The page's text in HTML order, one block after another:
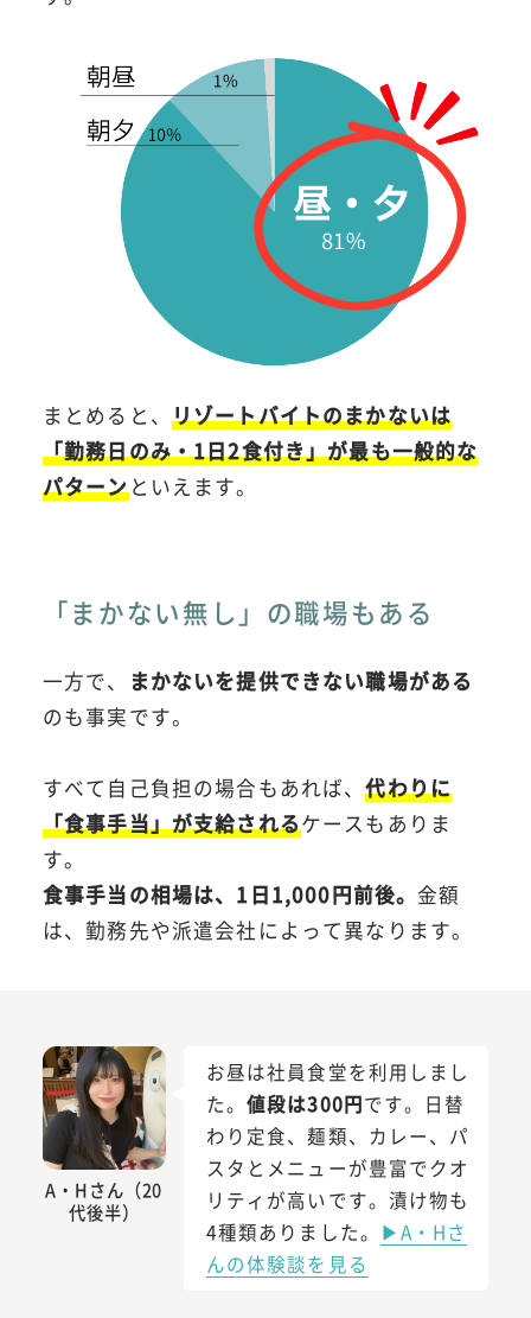
まとめると、 リゾートバイトのまかないは
「勤務日のみ・1日2食付き」が最も一般的な
パターンといえます。
「まかない無し」の職場もある
一方で、
まかないを提供できない職場がある
のも事実です。
すべて自己負担の場合もあれば、代わりに
「食事手当」が支給されるケースもありま
す。
食事手当の相場は、1日1,000円前後。 金額
は、勤務先や派遣会社によって異なります。
A・Hさん（20
代後半）
お昼は社員食堂を利用しまし
た。値段は300円です。日替
わり定食、麺類、カレー、パ
スタとメニューが豊富でクオ
リティが高いです。漬け物も
4種類ありました。 ▶A・Hさ
んの体験談を見る